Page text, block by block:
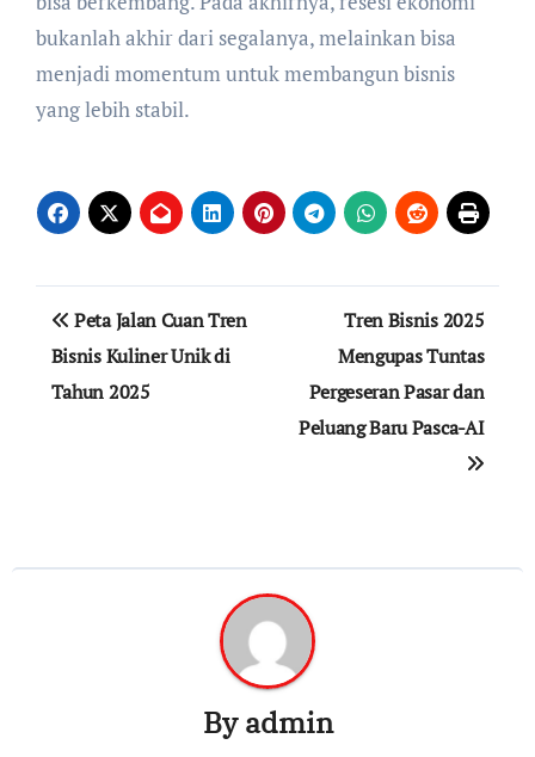
bukanlah akhir dari segalanya, melainkan bisa
menjadi momentum untuk membangun bisnis
yang lebih stabil.
Navigasi
pos
Peta Jalan Cuan Tren
Bisnis Kuliner Unik di
Tahun 2025
Tren Bisnis 2025
Mengupas Tuntas
Pergeseran Pasar dan
Peluang Baru Pasca-AI
Byadmin